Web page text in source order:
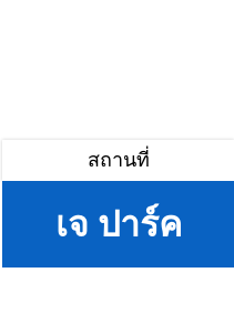
สถานที่
เจ ปาร์ค